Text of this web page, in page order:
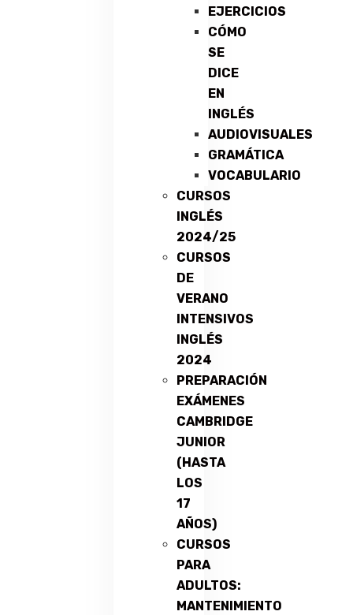
EJERCICIOS
CÓMO
SE
DICE
EN
INGLÉS
AUDIOVISUALES
GRAMÁTICA
VOCABULARIO
CURSOS
INGLÉS
2024/25
CURSOS
DE
VERANO
INTENSIVOS
INGLÉS
2024
PREPARACIÓN
EXÁMENES
CAMBRIDGE
JUNIOR
(HASTA
LOS
17
AÑOS)
CURSOS
PARA
ADULTOS:
MANTENIMIENTO